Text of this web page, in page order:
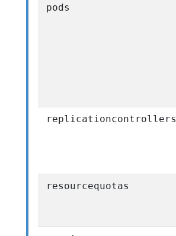
pods
replicationcontrollers
resourcequotas